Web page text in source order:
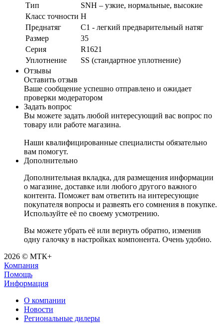
Тип
SNH – узкие, нормальные, высокие
Класс точности H
Преднатяг
C1 - легкий предварительный натяг
Размер
35
Серия
R1621
Уплотнение
SS (стандартное уплотнение)
Отзывы
Оставить отзыв
Ваше сообщение успешно отправлено и ожидает
проверки модератором
Задать вопрос
Вы можете задать любой интересующий вас вопрос по
товару или работе магазина.
Наши квалифицированные специалисты обязательно
вам помогут.
Дополнительно
Дополнительная вкладка, для размещения информации
о магазине, доставке или любого другого важного
контента. Поможет вам ответить на интересующие
покупателя вопросы и развеять его сомнения в покупке.
Используйте её по своему усмотрению.
Вы можете убрать её или вернуть обратно, изменив
одну галочку в настройках компонента. Очень удобно.
2026 © МТК+
Компания
Помощь
Информация
О компании
Новости
Региональные дилеры